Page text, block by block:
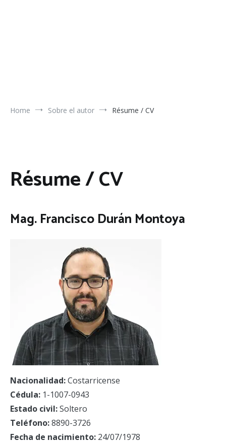
Home Sobre el autor Résume / CV
Résume / CV
Mag. Francisco Durán Montoya
Nacionalidad:Costarricense
Cédula: 1-1007-0943
Estado civil:Soltero
Teléfono:8890-3726
Fecha de nacimiento: 24/07/1978